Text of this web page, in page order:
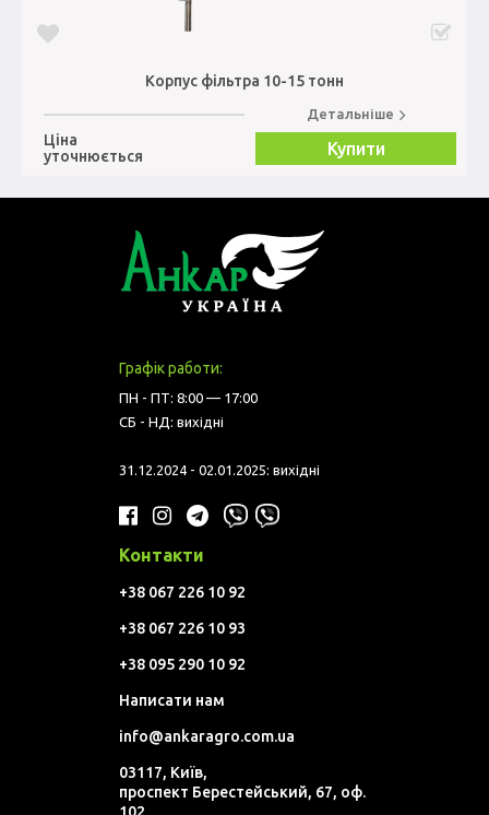
Корпус фільтра 10-15 тонн
Ціна
уточнюється
Детальніше
Купити
Графік работи:
ПН - ПТ: 8:00 — 17:00
СБ - НД: вихідні
31.12.2024 - 02.01.2025: вихідні
Контакти
+38 067 226 10 92
+38 067 226 10 93
+38 095 290 10 92
Написати нам
info@ankaragro.com.ua
03117, Київ,
проспект Берестейський, 67, оф.